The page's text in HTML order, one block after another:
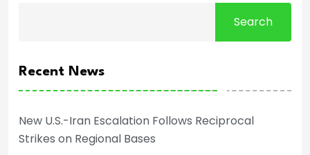
Search
Recent News
New U.S.-Iran Escalation Follows Reciprocal
Strikes on Regional Bases